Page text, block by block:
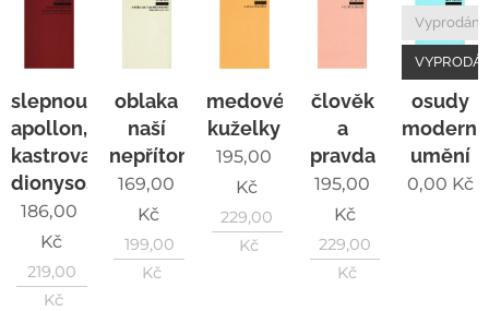
slepnoucí
apollon,
kastrovaný
dionysos
186,00
Kč
219,00
Kč
oblaka
naší
nepřítomnosti
169,00
Kč
199,00
Kč
medové
kuželky
195,00
Kč
229,00
Kč
člověk
a
pravda
195,00
Kč
229,00
Kč
osudy
umění
Vyprodáno
0,00 Kč